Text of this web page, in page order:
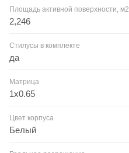
Площадь активной поверхности, м2
2,246
Стилусы в комплекте
да
Матрица
1x0.65
Цвет корпуса
Белый